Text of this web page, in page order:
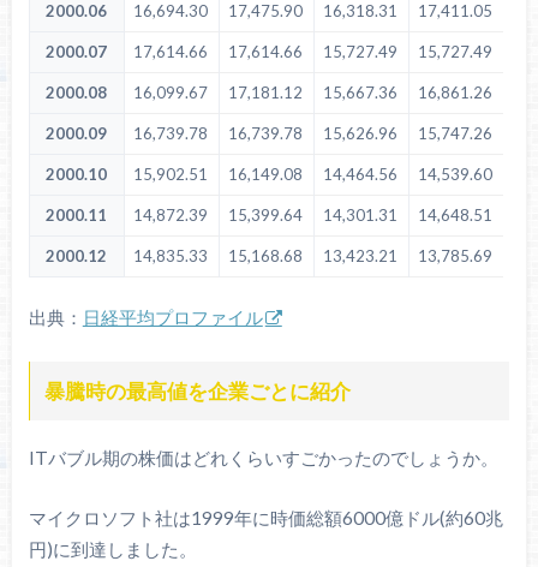
2000.06 16,694.30 17,475.90 16,318.31 17,411.05
2000.07 17,614.66 17,614.66 15,727.49 15,727.49
2000.08 16,099.67 17,181.12 15,667.36 16,861.26
2000.09 16,739.78 16,739.78 15,626.96 15,747.26
2000.10 15,902.51 16,149.08 14,464.56 14,539.60
2000.11 14,872.39 15,399.64 14,301.31 14,648.51
2000.12 14,835.33 15,168.68 13,423.21 13,785.69
出典： 日経平均プロファイル
暴騰時の最高値を企業ごとに紹介
ITバブル期の株価はどれくらいすごかったのでしょうか。
マイクロソフト社は1999年に時価総額6000億ドル(約60兆
円)に到達しました。